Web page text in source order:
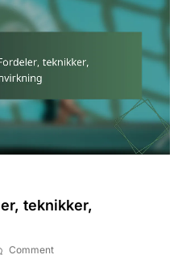
teknikker,
CommentOn